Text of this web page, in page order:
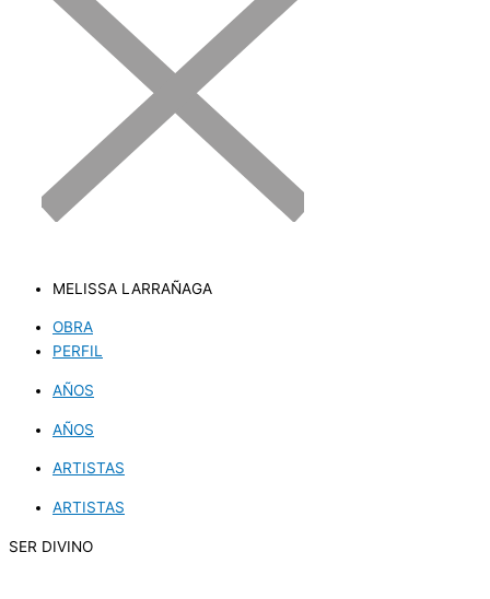
MELISSA LARRAÑAGA
OBRA
PERFIL
AÑOS
AÑOS
ARTISTAS
ARTISTAS
SER DIVINO